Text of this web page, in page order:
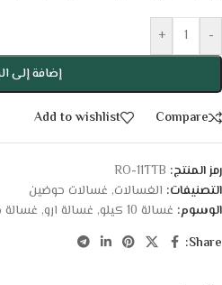
-
+
إضافة إلى
Compare
Add to wishlist
رمز المنتج: RO-11TTB
التصنيفات: الغسالات, غسالات حوضين
الوسوم: غسالة 10 كيلو , غسالة ارو,
Share: